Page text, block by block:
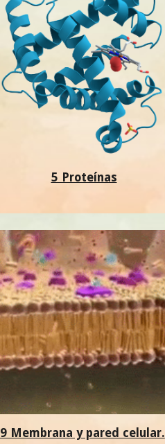
5 Proteínas
9 Membrana y pared celular.